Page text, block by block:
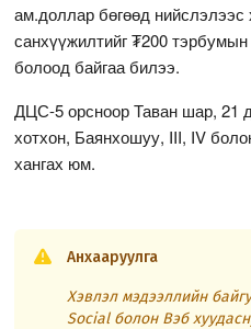
ам.доллар бөгөөд нийслэлээс
санхүүжилтийг ₮200
болоод байгаа билээ.
ДЦС-5 орсноор Таван шар, 21
хотхон, Баянхошуу, III, IV
хангах юм.
Анхааруулга
Хэвлэл мэдээллийн
Social болон Вэб